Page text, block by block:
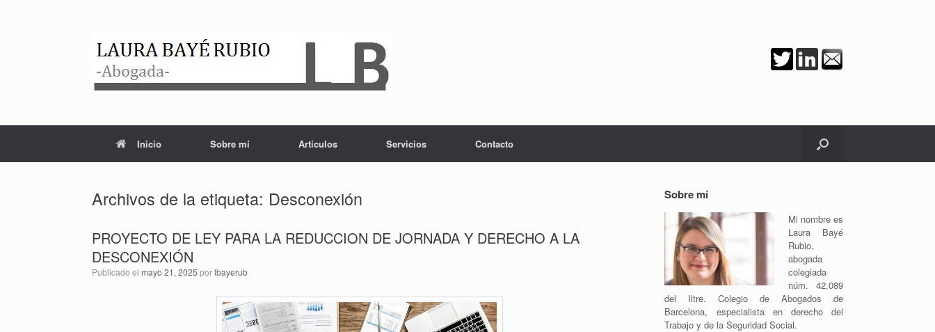
Inicio Sobre mí Artículos Servicios Contacto
Archivos de la etiqueta: Desconexión
PROYECTO DE LEY PARA LA REDUCCION DE JORNADA Y DERECHO A LA
DESCONEXIÓN
Publicado el mayo 21, 2025 porlbayerub
Sobre mí
Mi nombre es
Laura Bayé
Rubio,
abogada
colegiada
núm. 42.089
del Iltre. Colegio de Abogados de
Barcelona, especialista en derecho del
Trabajo y de la Seguridad Social.